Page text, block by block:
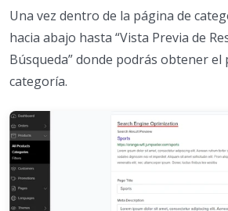
Una vez dentro de la página de
hacia abajo hasta “Vista Previa de
Búsqueda” donde podrás obtener el
categoría.